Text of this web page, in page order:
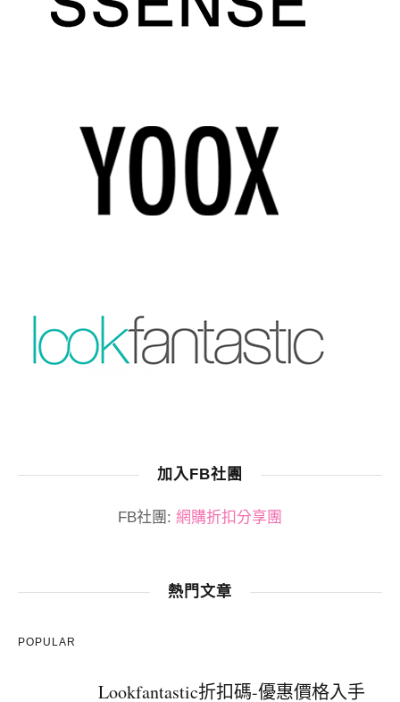
加入FB社團
FB社團: 網購折扣分享團
熱門文章
POPULAR
Lookfantastic折扣碼-優惠價格入手